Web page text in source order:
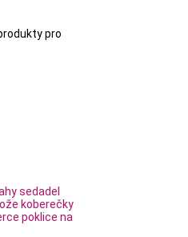
pro
sedadel
koberečky
poklice na